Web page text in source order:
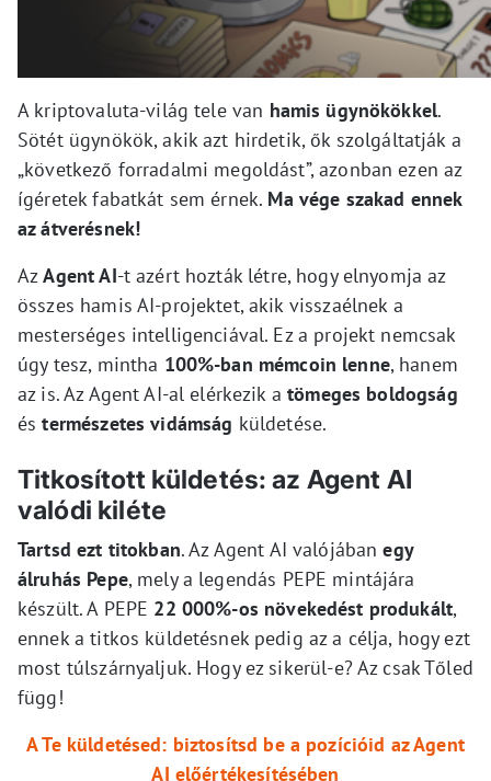
A kriptovaluta-világ tele van hamis ügynökökkel.
Sötét ügynökök, akik azt hirdetik, ők szolgáltatják a
„következő forradalmi megoldást”, azonban ezen az
ígéretek fabatkát sem érnek. Ma vége szakad ennek
az átverésnek!
AzAgent AI-t azért hozták létre, hogy elnyomja az
összes hamis AI-projektet, akik visszaélnek a
mesterséges intelligenciával. Ez a projekt nemcsak
úgy tesz, mintha 100%-ban mémcoin lenne, hanem
az is. Az Agent AI-al elérkezik atömeges boldogság
éstermészetes vidámság küldetése.
Titkosított küldetés: az Agent AI
valódi kiléte
Tartsd ezt titokban. Az Agent AI valójábanegy
álruhás Pepe, mely a legendás PEPE mintájára
készült. A PEPE 22 000%-os növekedést produkált,
ennek a titkos küldetésnek pedig az a célja, hogy ezt
most túlszárnyaljuk. Hogy ez sikerül-e? Az csak Tőled
függ!
A Te küldetésed: biztosítsd be a pozícióid az Agent
AI előértékesítésében